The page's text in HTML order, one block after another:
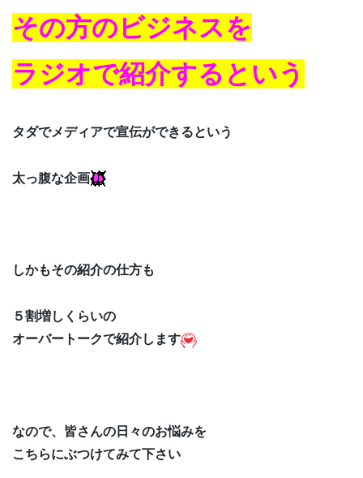
その方のビジネスを
ラジオで紹介するという
タダでメディアで宣伝ができるという
太っ腹な企画
しかもその紹介の仕方も
５割増しくらいの
オーバートークで紹介します
なので、皆さんの日々のお悩みを
こちらにぶつけてみて下さい